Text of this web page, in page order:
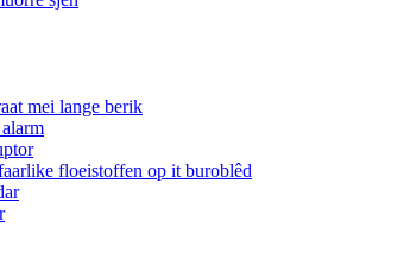
mei lange berik
floeistoffen op it buroblêd